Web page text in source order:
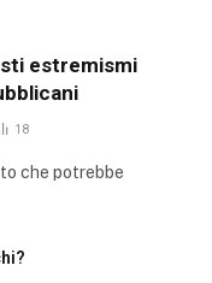
estremismi
18
che potrebbe